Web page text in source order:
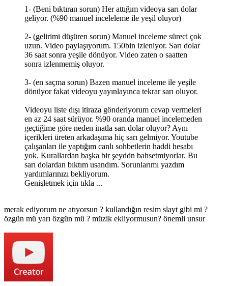
1- (Beni bıktıran sorun) Her attığım videoya sarı dolar
geliyor. (%90 manuel inceleleme ile yeşil oluyor)
2- (gelirimi düşüren sorun) Manuel inceleme süreci çok
uzun. Video paylaşıyorum. 150bin izleniyor. Sarı dolar
36 saat sonra yeşile dönüyor. Video zaten o saatten
sonra izlenmemiş oluyor.
3- (en saçma sorun) Bazen manuel inceleme ile yeşile
dönüyor fakat videoyu yayınlayınca tekrar sarı oluyor.
Videoyu liste dışı itiraza gönderiyorum cevap vermeleri
en az 24 saat sürüyor. %90 oranda manuel incelemeden
geçtiğime göre neden inatla sarı dolar oluyor? Aynı
içerikleri üreten arkadaşıma hiç sarı gelmiyor. Youtube
çalışanları ile yaptığım canlı sohbetlerin haddi hesabı
yok. Kurallardan başka bir şeyddn bahsetmiyorlar. Bu
sarı dolardan bıktım usandım. Sorunlarımı yazdım
yardımlarınızı bekliyorum.
Genişletmek için tıkla ...
merak ediyorum ne atıyorsun ? kullandığın resim slayt gibi mi ?
özgün mü yarı özgün mü ? müzik ekliyormusun? önemli unsur